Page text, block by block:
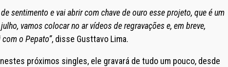
sentimento e vai abrir com chave de ouro esse projeto, que é um
vamos colocar no ar vídeos de regravações e, em breve,
o Pepato”, disse Gusttavo Lima.
próximos singles, ele gravará de tudo um pouco, desde